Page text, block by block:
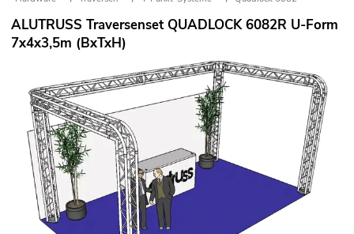
ALUTRUSS Traversenset QUADLOCK 6082R U-Form
7x4x3,5m (BxTxH)